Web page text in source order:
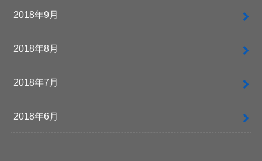
2018年9月
2018年8月
2018年7月
2018年6月